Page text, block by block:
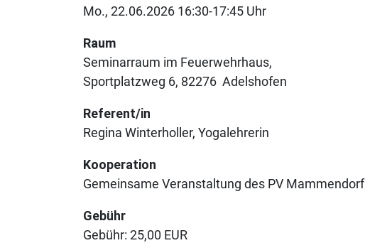
Mo., 22.06.2026 16:30-17:45 Uhr
Raum
Seminarraum im Feuerwehrhaus
Sportplatzweg 6 82276 Adelshofen
Referent/in
Regina Winterholler, Yogalehrerin
Kooperation
Gemeinsame Veranstaltung des PV Mammendorf
Gebühr
Gebühr: 25,00 EUR